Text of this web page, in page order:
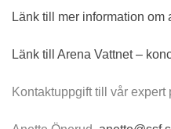
Länk till mer information
Länk till Arena Vattnet –
Kontaktuppgift till vår